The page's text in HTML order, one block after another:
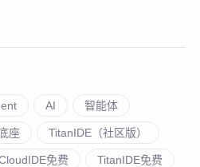
AI 智能体
座 TitanIDE（社区版）
免费 TitanIDE免费